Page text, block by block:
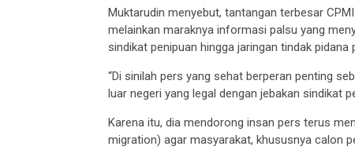
Muktarudin menyebut, tantangan terbesar
melainkan maraknya informasi palsu yang
sindikat penipuan hingga jaringan tindak pidana
“Di sinilah pers yang sehat berperan penting
luar negeri yang legal dengan jebakan sindikat
Karena itu, dia mendorong insan pers terus
migration) agar masyarakat, khususnya calon